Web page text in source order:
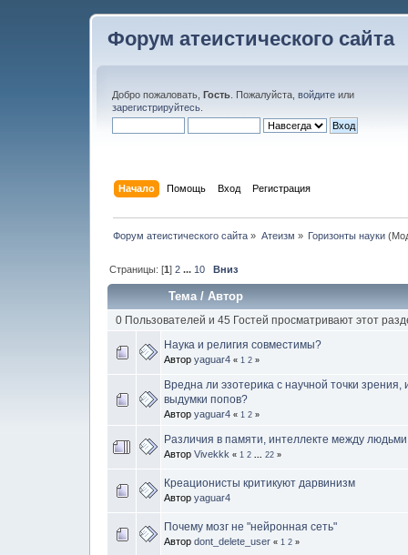
Форум атеистического сайта
Добро пожаловать, Гость . Пожалуйста, войдите или
зарегистрируйтесь
Начало Помощь Вход Регистрация
Форум атеистического сайта » Атеизм » Горизонты науки
Страницы: [1]2 ... 10 Вниз
Тема/Автор
0 Пользователей и 45 Гостей просматривают этот
Наука и религия совместимы?
Автор yaguar4 « 1 2 »
Вредна ли эзотерика с научной точки зрения,
выдумки попов?
Автор yaguar4 « 1 2 »
Различия в памяти, интеллекте между людьми
Автор Vivekkk « 1 2 22 »
Креационисты критикуют дарвинизм
Автор yaguar4
Почему мозг не "нейронная сеть"
Автор dont_delete_user « 1 2 »